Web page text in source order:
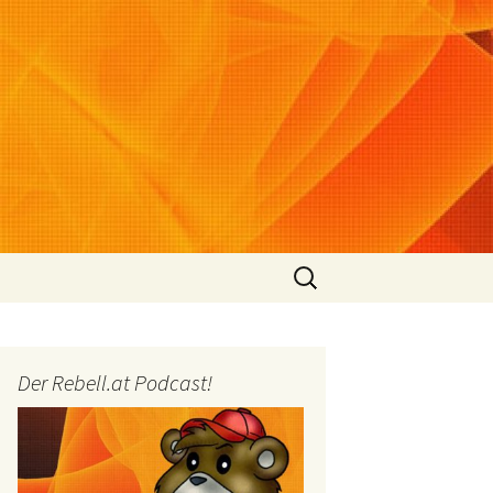
Suchen
nach:
Der Rebell.at Podcast!